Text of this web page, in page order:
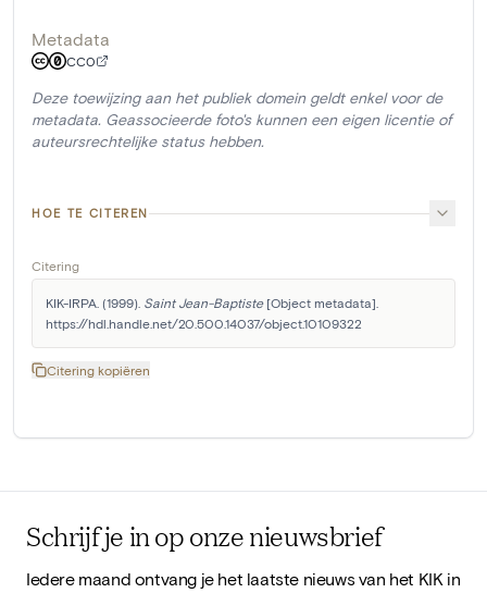
Metadata
CC0
Deze toewijzing aan het publiek domein geldt enkel voor de
metadata. Geassocieerde foto's kunnen een eigen licentie of
auteursrechtelijke status hebben.
HOE TE CITEREN
Citering
KIK-IRPA. (1999). Saint Jean-Baptiste [Object metadata].
https://hdl.handle.net/20.500.14037/object.10109322
Citering kopiëren
Schrijf je in op onze nieuwsbrief
Iedere maand ontvang je het laatste nieuws van het KIK in